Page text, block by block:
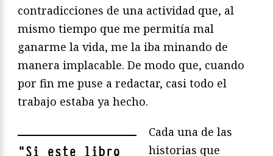
contradicciones de una actividad que, al
mismo tiempo que me permitía mal
ganarme la vida, me la iba minando de
manera implacable. De modo que, cuando
por fin me puse a redactar, casi todo el
trabajo estaba ya hecho.
"Si este libro
Cada una de las
historias que